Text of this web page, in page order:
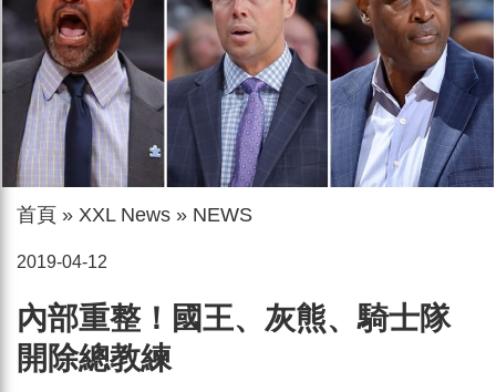
首頁 » XXL News » NEWS
2019-04-12
內部重整！國王、灰熊、騎士隊
開除總教練